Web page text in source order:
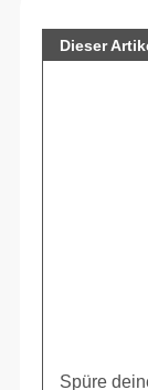
Dieser
Spüre